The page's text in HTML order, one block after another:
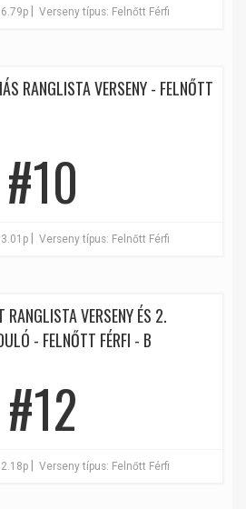
Verseny típus: Felnőtt Férfi
RANGLISTA VERSENY - FELNŐTT
#10
Verseny típus: Felnőtt Férfi
RANGLISTA VERSENY ÉS 2.
- FELNŐTT FÉRFI - B
#12
Verseny típus: Felnőtt Férfi